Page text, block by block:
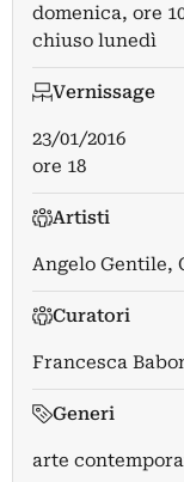
domenica, ore
chiuso lunedì
Vernissage
23/01/2016
ore 18
Artisti
Angelo Gentile,
Curatori
Francesca
Generi
arte